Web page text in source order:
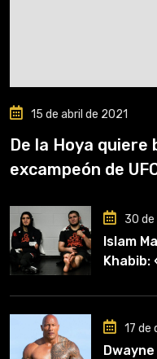
15 de abril de 2021
De la Hoya quiere
excampeón de
30
Islam
Khabib:
clave
17 de